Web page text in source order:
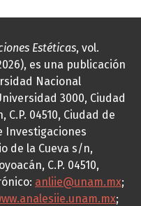
Estéticas, vol.
es una publicación
Nacional
3000, Ciudad
04510, Ciudad de
Investigaciones
de la Cueva s/n,
C.P. 04510,
anliie@unam.mx;
;